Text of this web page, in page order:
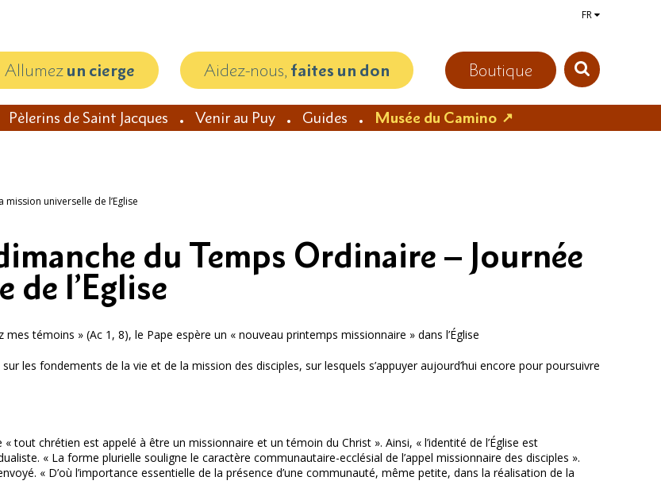
FR
Boutique
Allumezun cierge Aidez-nous, faites un don
Pèlerins de Saint Jacques Venir au Puy Guides Musée du Camino
universelle de l’Eglise
du Temps Ordinaire – Journée
de l’Eglise
témoins » (Ac 1, 8), le Pape espère un « nouveau printemps missionnaire » dans l’Église
les fondements de la vie et de la mission des disciples, sur lesquels s’appuyer aujourd’hui encore pour poursuivre
tout chrétien est appelé à être un missionnaire et un témoin du Christ ». Ainsi, « l’identité de l’Église est
« La forme plurielle souligne le caractère communautaire-ecclésial de l’appel missionnaire des disciples ».
« D’où l’importance essentielle de la présence d’une communauté, même petite, dans la réalisation de la